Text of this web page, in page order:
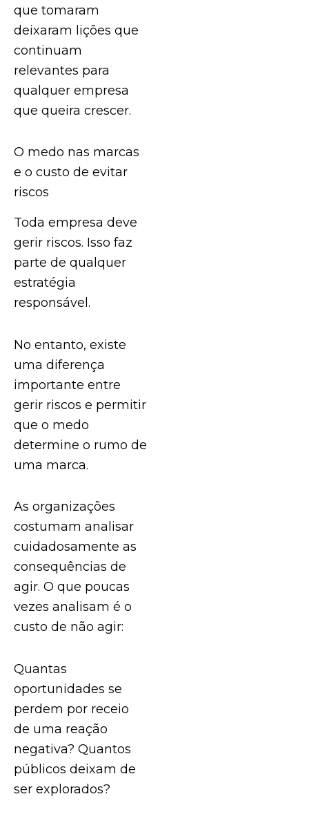
que tomaram
deixaram lições que
continuam
relevantes para
qualquer empresa
que queira crescer.
O medo nas marcas
e o custo de evitar
riscos
Toda empresa deve
gerir riscos. Isso faz
parte de qualquer
estratégia
responsável.
No entanto, existe
uma diferença
importante entre
gerir riscos e permitir
que o medo
determine o rumo de
uma marca.
As organizações
costumam analisar
cuidadosamente as
consequências de
agir. O que poucas
vezes analisam é o
custo de não agir:
Quantas
oportunidades se
perdem por receio
de uma reação
negativa? Quantos
públicos deixam de
ser explorados?